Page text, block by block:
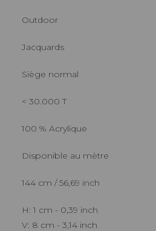
Outdoor
Jacquards
Siège normal
< 30.000 T
100 % Acrylique
Disponible au mètre
144 cm / 56,69 inch
H: 1 cm - 0,39 inch
V: 8 cm - 3,14 inch